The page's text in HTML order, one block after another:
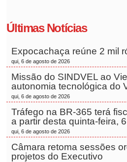
Últimas Notícias
Expocachaça reúne 2 mil
qui, 6 de agosto de 2026
Missão do SINDVEL ao
autonomia tecnológica do
qui, 6 de agosto de 2026
Tráfego na BR-365 terá
a partir desta quinta-feira,
qui, 6 de agosto de 2026
Câmara retoma sessões
projetos do Executivo